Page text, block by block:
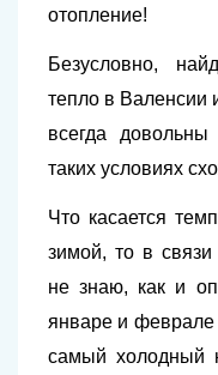
отопление!
Безусловно,
тепло в Валенсии
всегда
таких условиях
Что касается
зимой, то в
не знаю, как и
январе и феврале
самый холодный